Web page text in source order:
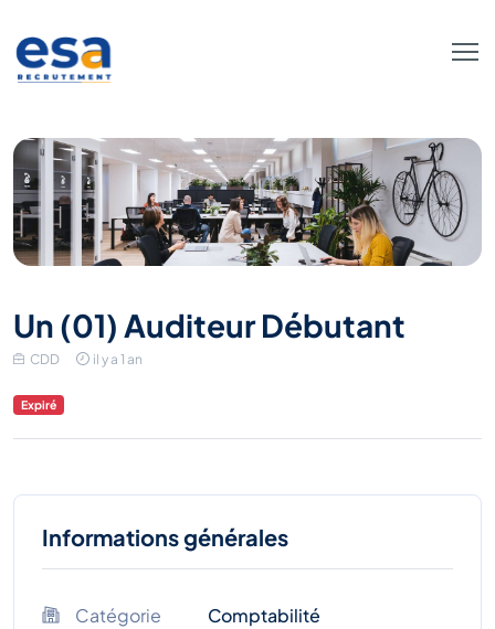
Un (01) Auditeur Débutant
CDD il y a 1 an
Expiré
Informations générales
Catégorie Comptabilité